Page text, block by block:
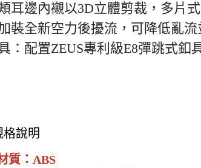
耳邊內襯以3D立體剪裁，多片
裝全新空力後擾流，可降低亂
：配置ZEUS專利級E8彈跳式釦
格說明
質：ABS